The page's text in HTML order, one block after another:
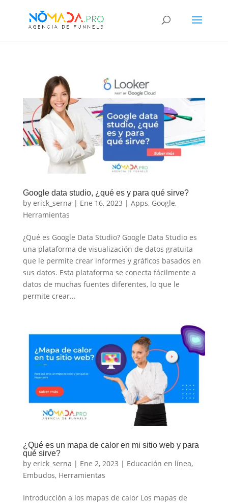
Google data studio, ¿qué es y para qué sirve?
by erick_serna | Ene 16, 2023 | Apps, Google,
Herramientas
¿Qué es Google Data Studio? Google Data Studio es
una plataforma de visualización de datos gratuita
que le permite crear informes y gráficos basados en
sus datos. Esta plataforma se conecta fácilmente a
datos de muchas fuentes diferentes, lo que le
permite crear...
¿Qué es un mapa de calor en mi sitio web y para
qué sirve?
by erick_serna | Ene 2, 2023 | Educación en línea,
Embudos, Herramientas
Introducción a los mapas de calor Los mapas de